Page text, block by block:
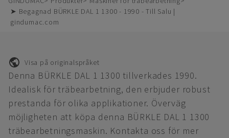
➤ Begagnad BÜRKLE DAL 1 1300 - 1990 - Till Salu |
gindumac.com
Visa på originalspråket
Denna BÜRKLE DAL 1 1300 tillverkades 1990.
Idealisk för träbearbetning, den erbjuder robust
prestanda för olika applikationer. Överväg
möjligheten att köpa denna BÜRKLE DAL 1 1300
träbearbetningsmaskin. Kontakta oss för mer